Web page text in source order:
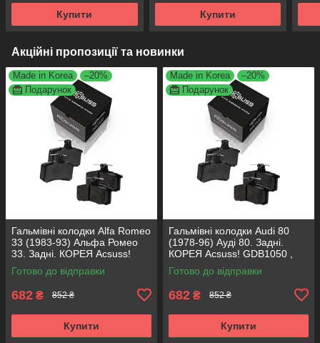
Купити Купити
Акційні пропозиції та новинки
Made in Korea
–20%
Подарунок
Гальмівні колодки Alfa Romeo
33 (1983-93) Альфа Ромео
33. Задні. КОРЕЯ Acsuss!
GDB1050 , FDB222
Готово до відправки
682 ₴ 852 ₴
Купити
Made in Korea
–20%
Подарунок
Гальмівні колодки Audi 80
(1978-96) Ауді 80. Задні.
КОРЕЯ Acsuss! GDB1050 ,
FDB222
Готово до відправки
682 ₴ 852 ₴
Купити